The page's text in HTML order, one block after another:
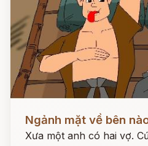
Ngảnh mặt về bên
Xưa một anh có hai vợ.